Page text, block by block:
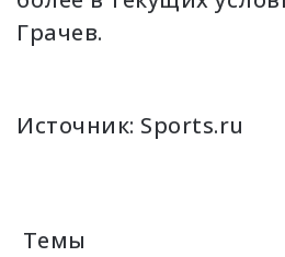
Грачев.
Источник: Sports.ru
Темы